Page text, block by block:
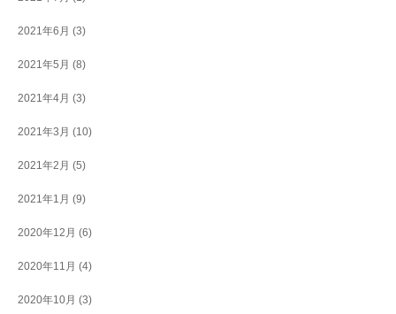
2021年6月 (3)
2021年5月 (8)
2021年4月 (3)
2021年3月 (10)
2021年2月 (5)
2021年1月 (9)
2020年12月 (6)
2020年11月 (4)
2020年10月 (3)